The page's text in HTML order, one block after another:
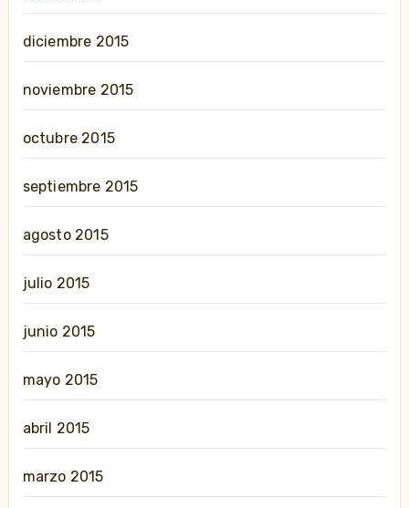
diciembre 2015
noviembre 2015
octubre 2015
septiembre 2015
agosto 2015
julio 2015
junio 2015
mayo 2015
abril 2015
marzo 2015